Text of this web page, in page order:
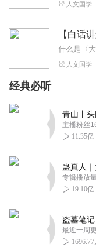
人文国学
人文国学
经典必听
主播粉丝
11.35亿
专辑播放
19.10亿
最近一周